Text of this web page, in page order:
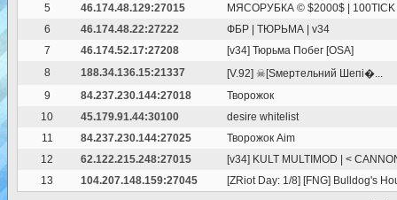
5
46.174.48.129:27015
МЯСОРУБКА © $2000$ | 100TICK
6
46.174.48.22:27222
ФБР | ТЮРЬМА | v34
7
46.174.52.17:27208
[v34] Тюрьма Побег [OSA]
8
188.34.136.15:21337
[V.92] ☠[Sмертельний Шепі�...
9
84.237.230.144:27018
Творожок
10
45.179.91.44:30100
desire whitelist
11
84.237.230.144:27025
Творожок Aim
12
62.122.215.248:27015
[v34] KULT MULTIMOD | <
13
104.207.148.159:27045 [ZRiot Day: 1/8] [FNG] Bulldog's